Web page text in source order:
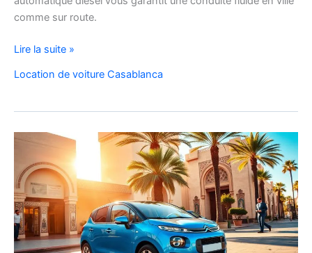
comme sur route.
Location
208
Diesel
à
Casablanca
Louer
Facilement
Lire la suite »
Location de voiture Casablanca